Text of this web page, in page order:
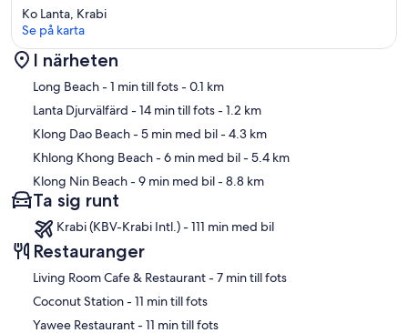
Karta
Ko Lanta, Krabi
Se på karta
I närheten
Long Beach- 1 min till fots- 0.1 km
Lanta Djurvälfärd - 14 min till fots- 1.2 km
Klong Dao Beach- 5 min med bil- 4.3 km
Khlong Khong Beach- 6 min med bil- 5.4 km
Klong Nin Beach- 9 min med bil- 8.8 km
Ta sig runt
Krabi (KBV-Krabi Intl.) - 111 min med bil
Restauranger
‪Living Room Cafe & Restaurant - ‬7 min till fots
‪Coconut Station - ‬11 min till fots
‪Yawee Restaurant - ‬11 min till fots